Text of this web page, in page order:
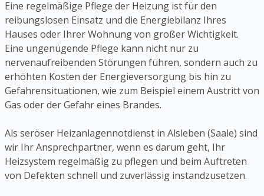
Eine regelmäßige Pflege der Heizung ist für den
reibungslosen Einsatz und die Energiebilanz Ihres
Hauses oder Ihrer Wohnung von großer Wichtigkeit.
Eine ungenügende Pflege kann nicht nur zu
nervenaufreibenden Störungen führen, sondern auch zu
erhöhten Kosten der Energieversorgung bis hin zu
Gefahrensituationen, wie zum Beispiel einem Austritt von
Gas oder der Gefahr eines Brandes.
Als seröser Heizanlagennotdienst in Alsleben (Saale) sind
wir Ihr Ansprechpartner, wenn es darum geht, Ihr
Heizsystem regelmäßig zu pflegen und beim Auftreten
von Defekten schnell und zuverlässig instandzusetzen.